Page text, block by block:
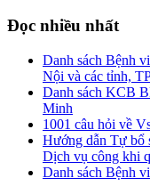
Đọc nhiều nhất
Danh sách Bệnh
Nội và các tỉnh,
Danh sách KCB
Minh
1001 câu hỏi về
Hướng dẫn Tự bổ
Dịch vụ công khi
Danh sách Bệnh